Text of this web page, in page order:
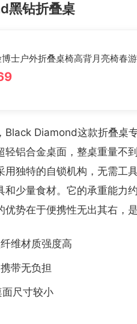
黑钻折叠桌
士户外折叠桌椅高背月亮椅春
Black Diamond这款折叠桌
轻铝合金桌面，整桌重量不
用独特的自锁机构，无需工
和少量食材。它的承重能力
势在于便携性无出其右，
维材质强度高
带无负担
尺寸较小